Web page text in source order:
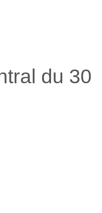
du 30